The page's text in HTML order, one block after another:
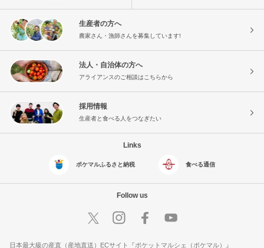
生産者の方へ
農家さん・漁師さんを募集しています!
法人・自治体の方へ
アライアンスのご相談はこちらから
採用情報
生産者と食べる人をつなぎたい
Links
ポケマルふるさと納税 食べる通信
Follow us
日本最大級の産直（産地直送）ECサイト『ポケットマルシェ（ポケマル）』